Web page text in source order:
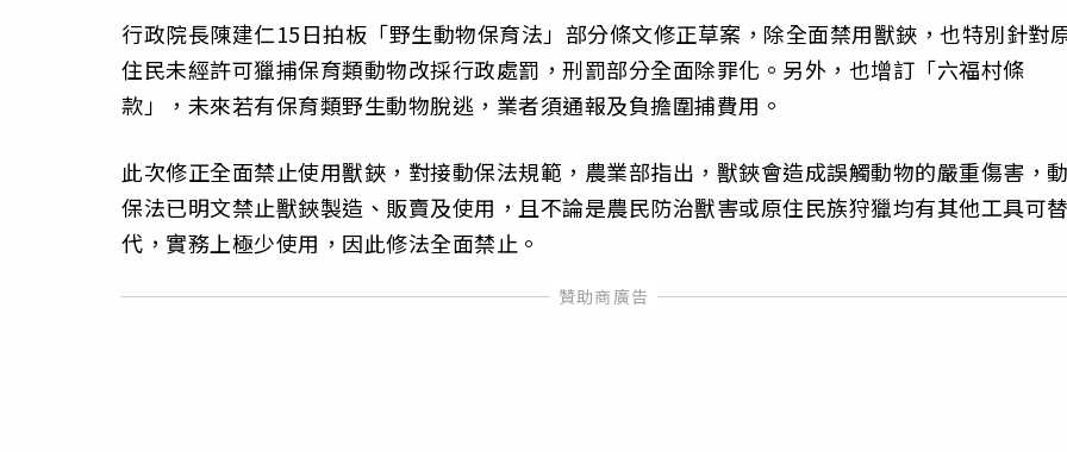
行政院長陳建仁15日拍板「野生動物保育法」部分條文修正草案，除全面禁用獸鋏，也特別針對
住民未經許可獵捕保育類動物改採行政處罰，刑罰部分全面除罪化。另外，也增訂「六福村條
款」，未來若有保育類野生動物脫逃，業者須通報及負擔圍捕費用。
此次修正全面禁止使用獸鋏，對接動保法規範，農業部指出，獸鋏會造成誤觸動物的嚴重傷害，
保法已明文禁止獸鋏製造、販賣及使用，且不論是農民防治獸害或原住民族狩獵均有其他工具可
代，實務上極少使用，因此修法全面禁止。